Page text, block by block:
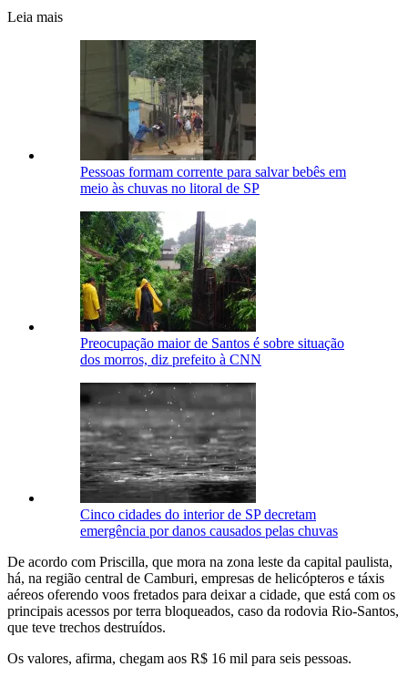
Leia mais
Pessoas formam corrente para salvar bebês em
meio às chuvas no litoral de SP
Preocupação maior de Santos é sobre situação
dos morros, diz prefeito à CNN
Cinco cidades do interior de SP decretam
emergência por danos causados pelas chuvas
De acordo com Priscilla, que mora na zona leste da capital paulista,
há, na região central de Camburi, empresas de helicópteros e táxis
aéreos oferendo voos fretados para deixar a cidade, que está com os
principais acessos por terra bloqueados, caso da rodovia Rio-Santos,
que teve trechos destruídos.
Os valores, afirma, chegam aos R$ 16 mil para seis pessoas.